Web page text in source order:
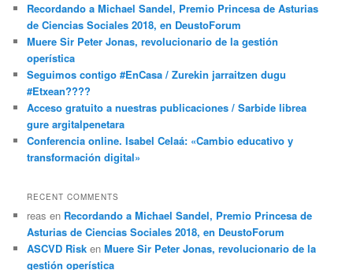
Recordando a Michael Sandel, Premio Princesa de Asturias
de Ciencias Sociales 2018, en DeustoForum
Muere Sir Peter Jonas, revolucionario de la gestión
operística
Seguimos contigo #EnCasa / Zurekin jarraitzen dugu
#Etxean????
Acceso gratuito a nuestras publicaciones / Sarbide librea
gure argitalpenetara
Conferencia online. Isabel Celaá: «Cambio educativo y
transformación digital»
RECENT COMMENTS
reas en Recordando a Michael Sandel, Premio Princesa de
Asturias de Ciencias Sociales 2018, en DeustoForum
ASCVD Risk enMuere Sir Peter Jonas, revolucionario de la
gestión operística